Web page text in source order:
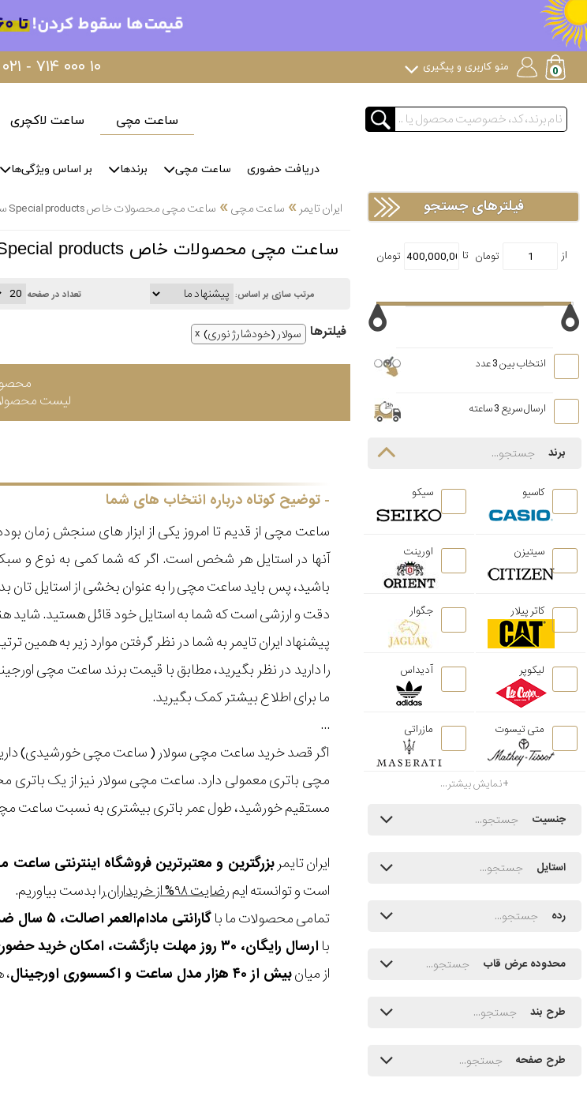
۰۲۱ - ۷۱۴ ۰۰۰ ۱۰ منو کاربری و پیگیری
ساعت مچی ساعت لاکچری
دریافت حضوری ساعت مچی برندها بر اساس ویژگی‌ها
ایران تایمر » ساعت مچی» ساعت مچی محصولات خاص Special products سولار (خودشارژ نوری)
ساعت مچی محصولات خاص Special products سولار (خودشارژ نوری)
مرتب سازی بر اساس: تعداد در صفحه
فیلتر‌ها سولار (خودشارژ نوری)
لیست
توضیح کوتاه درباره انتخاب های شما
ساعت مچی از قدیم تا امروز یکی از ابزار های سنجش زمان
آنها در استایل هر شخص است. اگر که شما کمی به نوع و
باشید، پس باید ساعت مچی را به عنوان بخشی از استایل
دقت و ارزشی است که شما به استایل خود قائل هستید. شاید
پیشنهاد ایران تایمر به شما در نظر گرفتن موارد زیر به
را دارید در نظر بگیرید، مطابق با قیمت برند ساعت مچی
ما برای اطلاع بیشتر کمک بگیرید.
...
اگر قصد خرید ساعت مچی سولار ( ساعت مچی خورشیدی)
مچی باتری معمولی دارد. ساعت مچی سولار نیز از یک باتری
مستقیم خورشید، طول عمر باتری بیشتری به نسبت ساعت
ایران تایمربزرگترین و معتبرترین فروشگاه اینترنتی ساعت
است و توانسته ایمرضایت ۹۸% از خریداران
را بدست بیاوریم.
تمامی محصولات ما باگارانتی مادام‌العمر اصالت، ۵ سال ضمانت موتور و ۱۰ سال تعویض رایگان باتری
باارسال رایگان، ۳۰ روز مهلت بازگشت، امکان خرید حضوری و انتخاب بین ۳ محصول
از میانبیش از ۴۰ هزار مدل ساعت و اکسسوری اورجینال ،
فیلترهای جستجو
انتخاب بین 3 عدد
ارسال سریع 3 ساعته
برند
کاسیو سیکو
سیتیزن اورینت
کاتر پیلار جگوار
لیکوپر آدیداس
متی تیسوت مازراتی
نمایش بیشتر...
جنسیت
استایل
رده
محدوده عرض قاب
طرح بند
طرح صفحه